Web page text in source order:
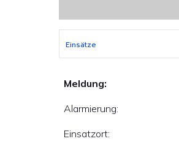
Einsätze
Meldung:
Alarmierung:
Einsatzort: